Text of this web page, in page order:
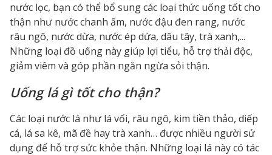
nước lọc, bạn có thể bổ sung các loại thức uống tốt cho
thận như nước chanh ấm, nước đậu đen rang, nước
râu ngô, nước dừa, nước ép dứa, dâu tây, trà xanh,...
Những loại đồ uống này giúp lợi tiểu, hỗ trợ thải độc,
giảm viêm và góp phần ngăn ngừa sỏi thận.
Uống lá gì tốt cho thận?
Các loại nước lá như lá vối, râu ngô, kim tiền thảo, diếp
cá, lá sa kê, mã đề hay trà xanh… được nhiều người sử
dụng để hỗ trợ sức khỏe thận. Những loại lá này có tác